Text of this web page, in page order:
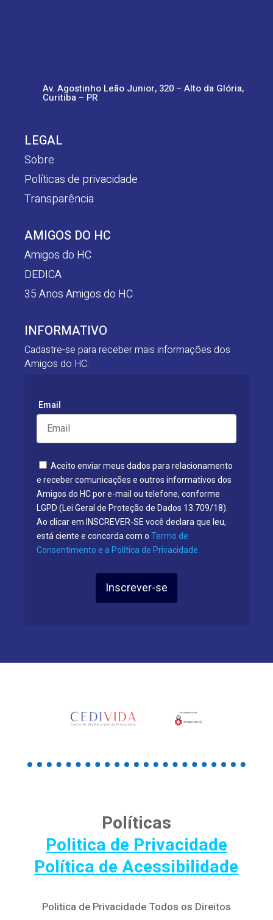
Av. Agostinho Leão Junior, 320 – Alto da Glória,
Curitiba – PR
LEGAL
Sobre
Políticas de privacidade
Transparência
AMIGOS DO HC
Amigos do HC
DEDICA
35 Anos Amigos do HC
INFORMATIVO
Cadastre-se para receber mais informações dos
Amigos do HC:
Email
Aceito enviar meus dados para relacionamento
e receber comunicações e outros informativos dos
Amigos do HC por e-mail ou telefone, conforme
LGPD (Lei Geral de Proteção de Dados 13.709/18).
Ao clicar em INSCREVER-SE você declara que leu,
está ciente e concorda com o Termo de
Consentimento e a Política de Privacidade.
Inscrever-se
Políticas
Politica de Privacidade
Política de Acessibilidade
Politica de Privacidade Todos os Direitos